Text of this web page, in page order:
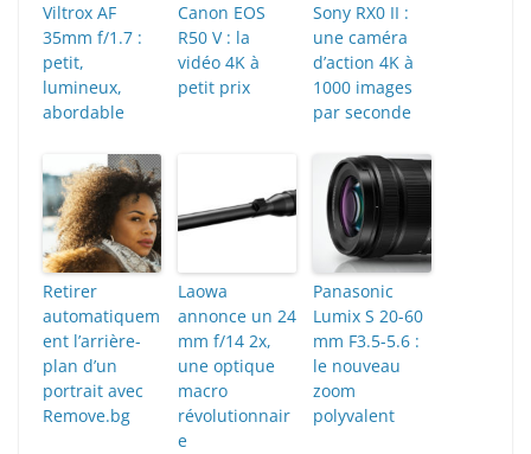
Viltrox AF
35mm f/1.7 :
petit,
lumineux,
abordable
Canon EOS
R50 V : la
vidéo 4K à
petit prix
Sony RX0 II :
une caméra
d’action 4K à
1000 images
par seconde
Retirer
automatiquem
ent l’arrière-
plan d’un
portrait avec
Remove.bg
Laowa
annonce un 24
mm f/14 2x,
une optique
macro
révolutionnair
e
Panasonic
Lumix S 20-60
mm F3.5-5.6 :
le nouveau
zoom
polyvalent